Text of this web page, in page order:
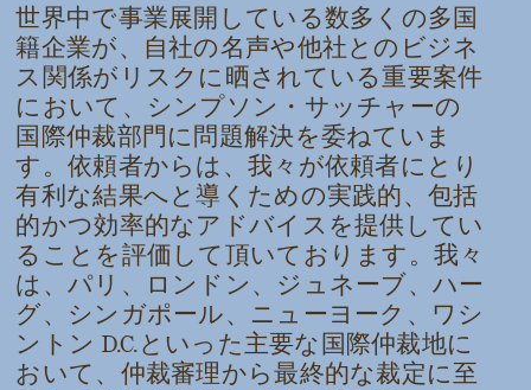
世界中で事業展開している数多くの多国
籍企業が、自社の名声や他社とのビジネ
ス関係がリスクに晒されている重要案件
において、シンプソン・サッチャーの
国際仲裁部門に問題解決を委ねていま
す。依頼者からは、我々が依頼者にとり
有利な結果へと導くための実践的、包括
的かつ効率的なアドバイスを提供してい
ることを評価して頂いております。我々
は、パリ、ロンドン、ジュネーブ、ハー
グ、シンガポール、ニューヨーク、ワシ
ントン D.C.といった主要な国際仲裁地に
おいて、仲裁審理から最終的な裁定に至